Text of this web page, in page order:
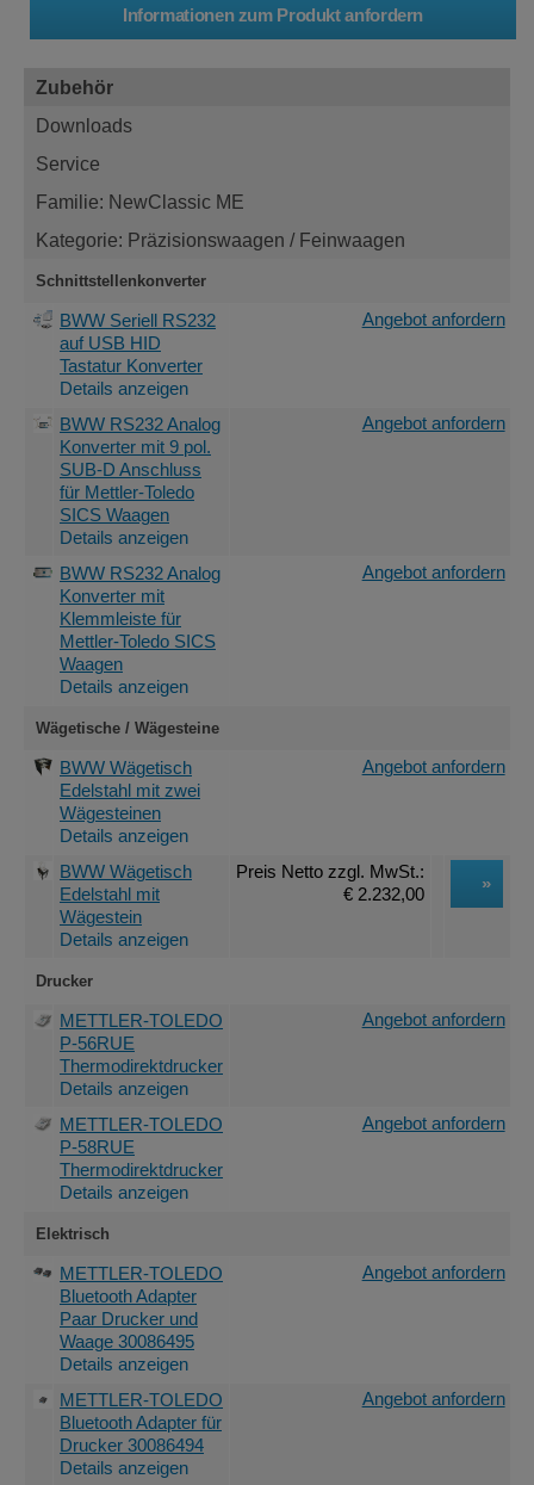
Zubehör
Downloads
Service
Familie: NewClassic ME
Kategorie: Präzisionswaagen / Feinwaagen
Schnittstellenkonverter
BWW Seriell RS232
auf USB HID
Tastatur Konverter
Details anzeigen
Angebot anfordern
BWW RS232 Analog
Konverter mit 9 pol.
SUB-D Anschluss
für Mettler-Toledo
SICS Waagen
Details anzeigen
Angebot anfordern
BWW RS232 Analog
Konverter mit
Klemmleiste für
Mettler-Toledo SICS
Waagen
Details anzeigen
Angebot anfordern
Wägetische / Wägesteine
BWW Wägetisch
Edelstahl mit zwei
Wägesteinen
Details anzeigen
Angebot anfordern
BWW Wägetisch
Edelstahl mit
Wägestein
Details anzeigen
Preis Netto zzgl. MwSt.:
€ 2.232,00
Drucker
METTLER-TOLEDO
P-56RUE
Thermodirektdrucker
Details anzeigen
Angebot anfordern
METTLER-TOLEDO
P-58RUE
Thermodirektdrucker
Details anzeigen
Angebot anfordern
Elektrisch
METTLER-TOLEDO
Bluetooth Adapter
Paar Drucker und
Waage 30086495
Details anzeigen
Angebot anfordern
METTLER-TOLEDO
Bluetooth Adapter für
Drucker 30086494
Details anzeigen
Angebot anfordern